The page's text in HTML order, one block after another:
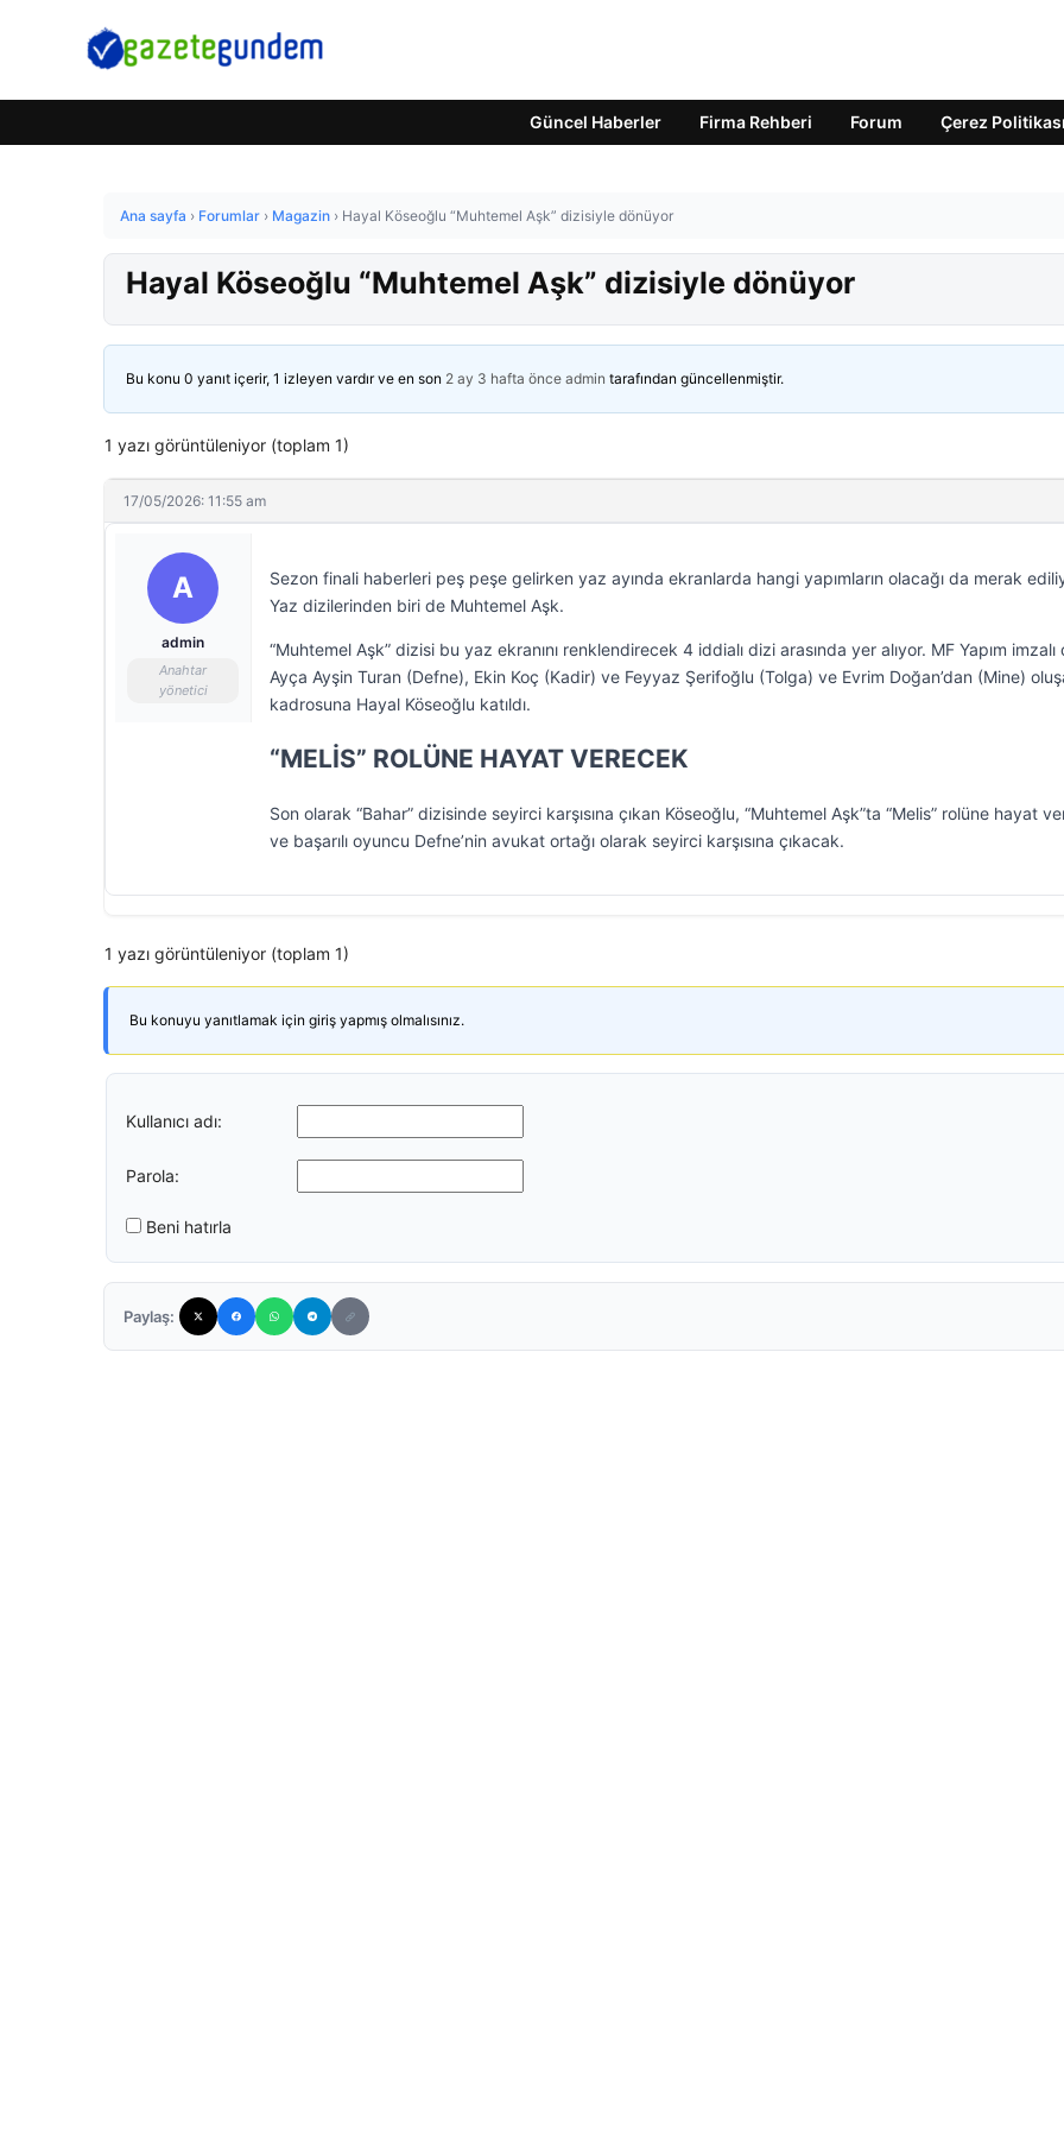
Güncel Haberler Firma Rehberi Forum Çerez Politikası
Ana sayfa › Forumlar › Magazin › Hayal Köseoğlu “Muhtemel Aşk” dizisiyle dönüyor
Hayal Köseoğlu “Muhtemel Aşk” dizisiyle dönüyor
Bu konu 0 yanıt içerir, 1 izleyen vardır ve en son 2 ay 3 hafta önce admin tarafından güncellenmiştir.
1 yazı görüntüleniyor (toplam 1)
17/05/2026: 11:55 am
A
admin
Anahtar
yönetici
Sezon finali haberleri peş peşe gelirken yaz ayında ekranlarda hangi yapımların olacağı da merak
Yaz dizilerinden biri de Muhtemel Aşk.
“Muhtemel Aşk” dizisi bu yaz ekranını renklendirecek 4 iddialı dizi arasında yer alıyor. MF Yapım imzalı
Ayça Ayşin Turan (Defne), Ekin Koç (Kadir) ve Feyyaz Şerifoğlu (Tolga) ve Evrim Doğan’dan (Mine)
kadrosuna Hayal Köseoğlu katıldı.
“MELİS” ROLÜNE HAYAT VERECEK
Son olarak “Bahar” dizisinde seyirci karşısına çıkan Köseoğlu, “Muhtemel Aşk”ta “Melis” rolüne hayat
ve başarılı oyuncu Defne’nin avukat ortağı olarak seyirci karşısına çıkacak.
1 yazı görüntüleniyor (toplam 1)
Bu konuyu yanıtlamak için giriş yapmış olmalısınız.
Kullanıcı adı:
Parola:
Beni hatırla
Paylaş: